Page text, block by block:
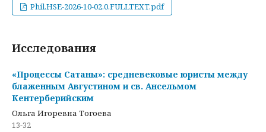
Phil.HSE-2026-10-02.0.FULLTEXT.pdf
Исследования
«Процессы Сатаны»: средневековые юристы между
блаженным Августином и св. Ансельмом
Кентерберийским
Ольга Игоревна Тогоева
13-32